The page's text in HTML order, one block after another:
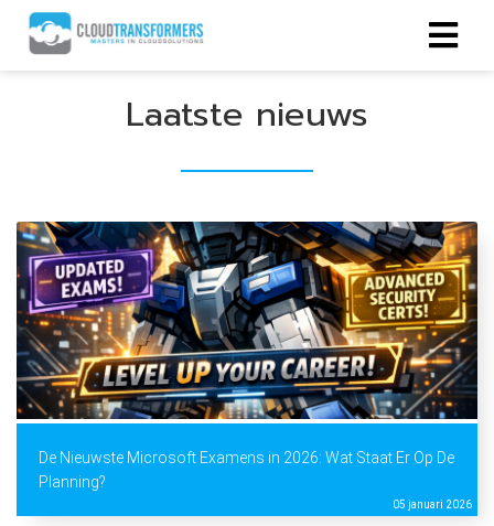
Laatste nieuws
De Nieuwste Microsoft Examens in 2026: Wat Staat Er Op De
Planning?
05 januari 2026